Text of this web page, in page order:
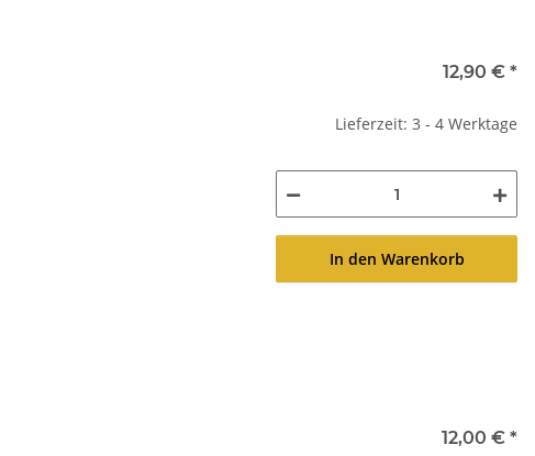
12,90 € *
Lieferzeit: 3 - 4 Werktage
In den Warenkorb
12,00 € *